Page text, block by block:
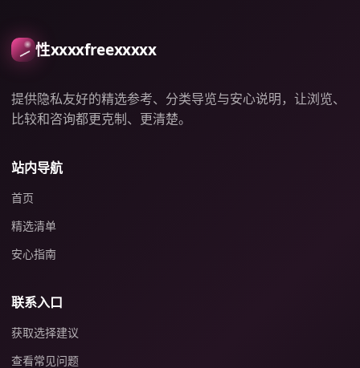
性xxxxfreexxxxx
提供隐私友好的精选参考、分类导览与安心说明，让浏览、
比较和咨询都更克制、更清楚。
站内导航
首页
精选清单
安心指南
联系入口
获取选择建议
查看常见问题